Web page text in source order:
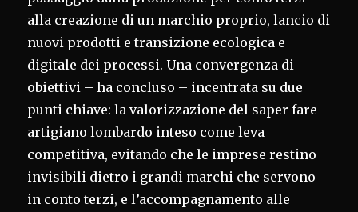
alla creazione di un marchio proprio, lancio di
nuovi prodotti e transizione ecologica e
digitale dei processi. Una convergenza di
obiettivi – ha concluso – incentrata su due
punti chiave: la valorizzazione del saper fare
artigiano lombardo inteso come leva
competitiva, evitando che le imprese restino
invisibili dietro i grandi marchi che servono
in conto terzi, e l’accompagnamento alle